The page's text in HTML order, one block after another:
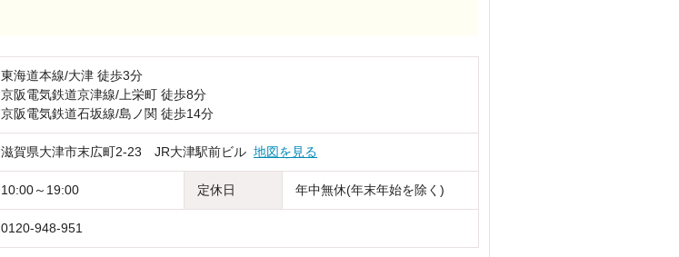
東海道本線/大津 徒歩3分
京阪電気鉄道京津線/上栄町 徒歩8分
京阪電気鉄道石坂線/島ノ関 徒歩14分
滋賀県大津市末広町2-23 JR大津駅前ビル 地図を見る
10:00～19:00 定休日 年中無休(年末年始を除く)
0120-948-951